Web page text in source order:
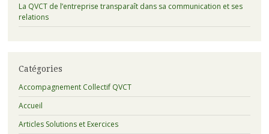
La QVCT de l’entreprise transparaît dans sa communication et ses
relations
Catégories
Accompagnement Collectif QVCT
Accueil
Articles Solutions et Exercices